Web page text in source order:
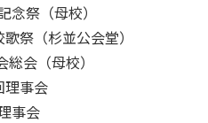
祭（母校）
祭（杉並公会堂）
会（母校）
理事会
事会